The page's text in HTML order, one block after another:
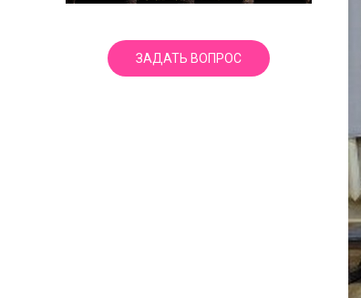
ЗАДАТЬ ВОПРОС